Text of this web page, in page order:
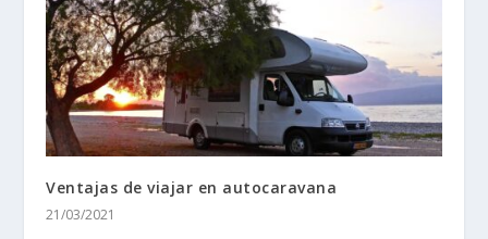
Ventajas de viajar en autocaravana
21/03/2021